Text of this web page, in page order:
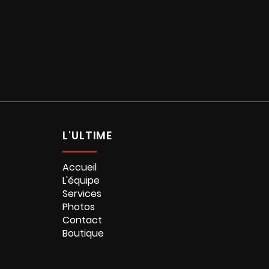
L'ULTIME
Accueil
L'équipe
Services
Photos
Contact
Boutique